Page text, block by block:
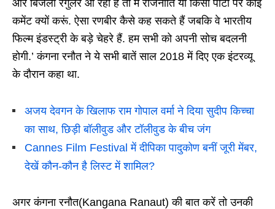
और बिजली रेगुलर आ रहा है तो मैं राजनीति या किसी पार्टी पर कोई
कमेंट क्यों करूं. ऐसा रणबीर कैसे कह सकते हैं जबकि वे भारतीय
फिल्म इंडस्ट्री के बड़े चेहरे हैं. हम सभी को अपनी सोच बदलनी
होगी.’ कंगना रनौत ने ये सभी बातें साल 2018 में दिए एक इंटरव्यू
के दौरान कहा था.
अजय देवगन के खिलाफ राम गोपाल वर्मा ने दिया सुदीप किच्चा
का साथ, छिड़ी बॉलीवुड और टॉलीवुड के बीच जंग
Cannes Film Festival में दीपिका पादुकोण बनीं जूरी मेंबर,
देखें कौन-कौन है लिस्ट में शामिल?
अगर कंगना रनौत(Kangana Ranaut) की बात करें तो उनकी